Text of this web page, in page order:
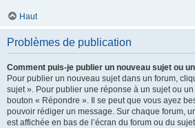
Haut
Problèmes de publication
Comment puis-je publier un nouveau sujet ou
Pour publier un nouveau sujet dans un forum,
sujet ». Pour publier une réponse à un sujet ou
bouton « Répondre ». Il se peut que vous ayez
pouvoir rédiger un message. Sur chaque forum,
est affichée en bas de l’écran du forum ou du